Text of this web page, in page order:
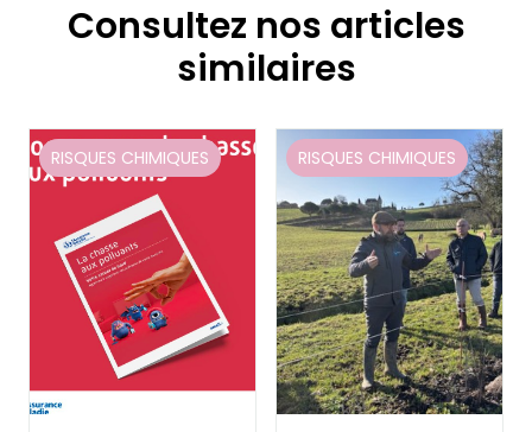
Consultez nos articles
similaires
RISQUES CHIMIQUES RISQUES CHIMIQUES